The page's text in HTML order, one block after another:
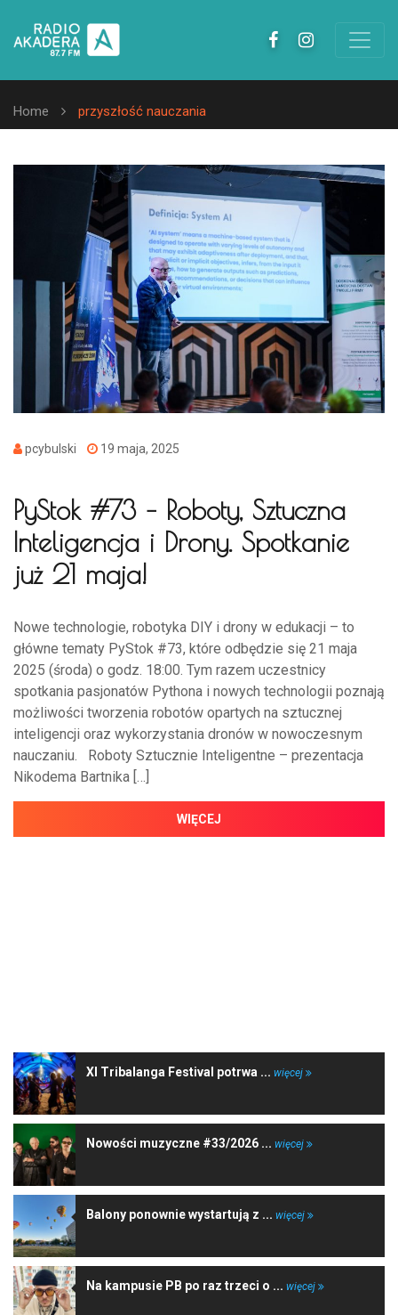
Home przyszłość nauczania
pcybulski 19 maja, 2025
PyStok #73 – Roboty, Sztuczna
Inteligencja i Drony. Spotkanie
już 21 maja!
Nowe technologie, robotyka DIY i drony w edukacji – to
główne tematy PyStok #73, które odbędzie się 21 maja
2025 (środa) o godz. 18:00. Tym razem uczestnicy
spotkania pasjonatów Pythona i nowych technologii poznają
możliwości tworzenia robotów opartych na sztucznej
inteligencji oraz wykorzystania dronów w nowoczesnym
nauczaniu. Roboty Sztucznie Inteligentne – prezentacja
Nikodema Bartnika […]
WIĘCEJ
XI Tribalanga Festival potrwa ... więcej
Nowości muzyczne #33/2026 ... więcej
Balony ponownie wystartują z ... więcej
Na kampusie PB po raz trzeci o ... więcej